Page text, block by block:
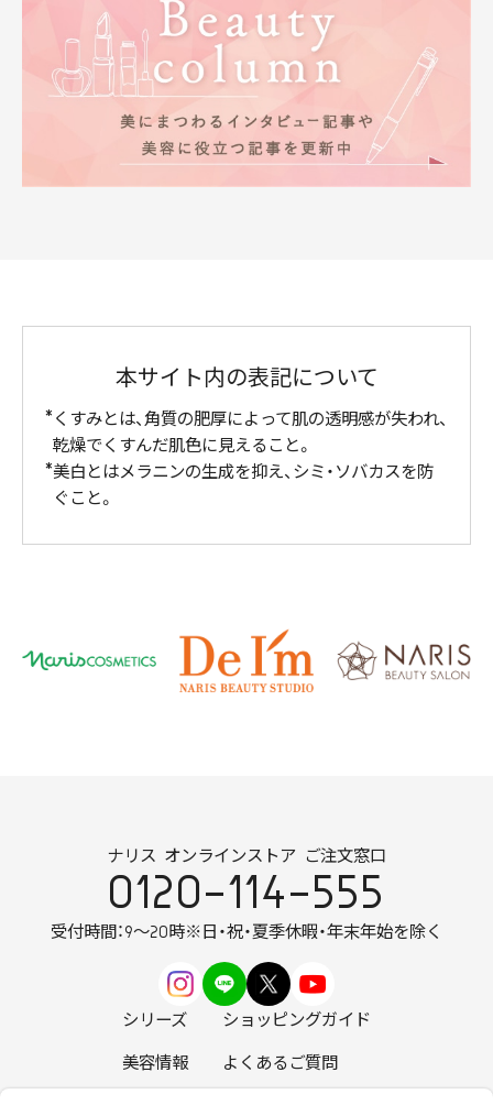
本サイト内の表記について
くすみとは、角質の肥厚によって肌の透明感が失われ、
乾燥でくすんだ肌色に見えること。
美白とはメラニンの生成を抑え、シミ・ソバカスを防
ぐこと。
ナリス オンラインストア ご注文窓口
0120-114-555
受付時間：9～20時※日・祝・夏季休暇・年末年始を除く
シリーズ ショッピングガイド
美容情報 よくあるご質問